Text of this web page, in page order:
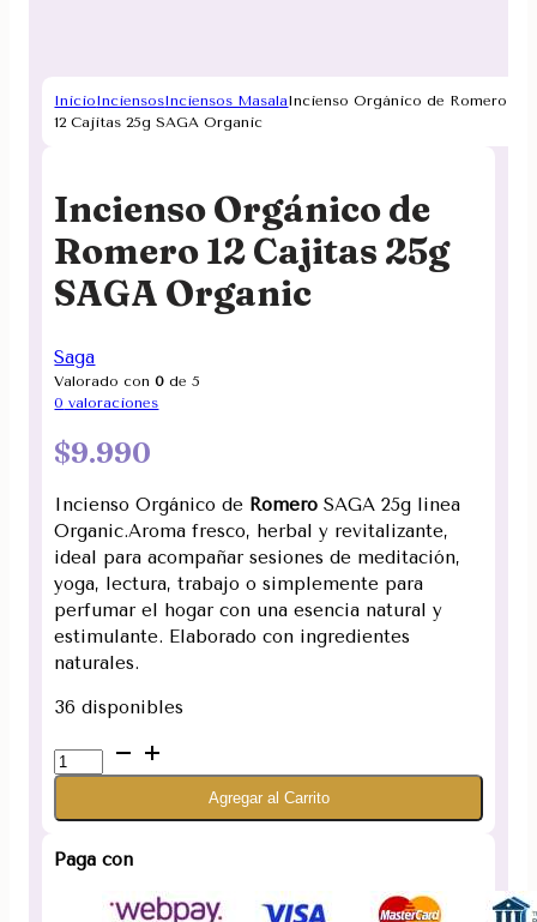
InicioInciensosInciensos MasalaIncienso Orgánico de Romero
12 Cajitas 25g SAGA Organic
Incienso Orgánico de
Romero 12 Cajitas 25g
SAGA Organic
Saga
Valorado con0 de 5
0 valoraciones
$9.990
Incienso Orgánico de Romero SAGA 25g linea
Organic.Aroma fresco, herbal y revitalizante,
ideal para acompañar sesiones de meditación,
yoga, lectura, trabajo o simplemente para
perfumar el hogar con una esencia natural y
estimulante. Elaborado con ingredientes
naturales.
36 disponibles
Incienso
Orgánico
12
Agregar al Carrito
Paga con